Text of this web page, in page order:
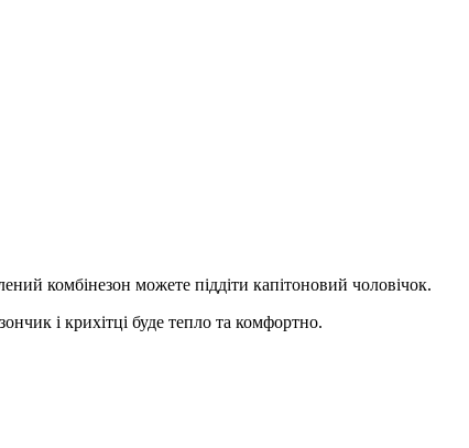
комбінезон можете піддіти капітоновий чоловічок.
і крихітці буде тепло та комфортно.